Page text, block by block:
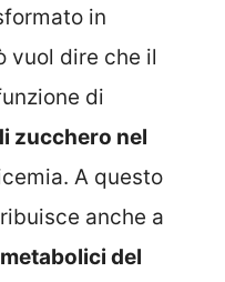
in
vuol dire che il
di
zucchero nel
A questo
anche a
del